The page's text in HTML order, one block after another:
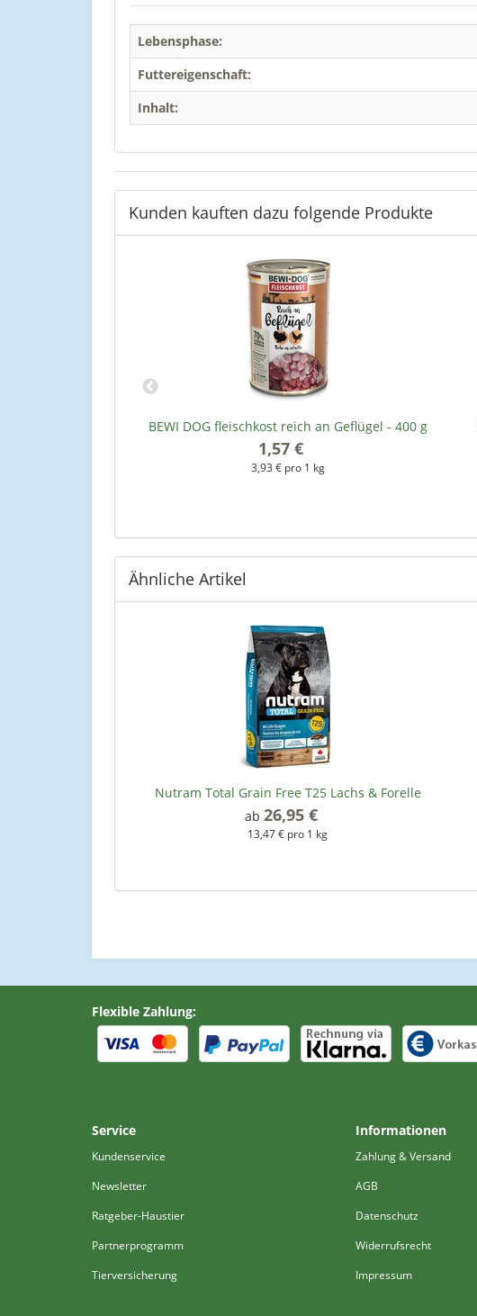
Lebensphase:
Futtereigenschaft:
Inhalt:
Kunden kauften dazu folgende Produkte
BEWI DOG fleischkost reich an Geflügel - 400 g
1,57 €
3,93 € pro 1 kg
Ähnliche Artikel
Nutram Total Grain Free T25 Lachs & Forelle
ab 26,95 €
13,47 € pro 1 kg
Flexible Zahlung:
Service
Kundenservice
Newsletter
Ratgeber-Haustier
Partnerprogramm
Tierversicherung
Informationen
Zahlung & Versand
AGB
Datenschutz
Widerrufsrecht
Impressum